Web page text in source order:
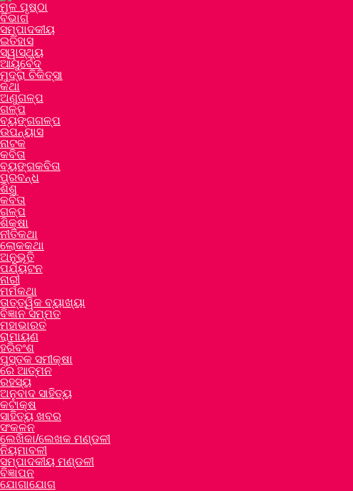
ମୂଳ ପୃଷ୍ଠା
ବିଭାଗ
ସମ୍ପାଦକୀୟ
ଇତିହାସ
ସ୍ୱାସ୍ଥ୍ୟ
ଆୟୁର୍ବେଦ
ମୁଦ୍ରା ଚିକିତ୍ସା
କଥା
ଅଣୁଗଳ୍ପ
ଗଳ୍ପ
ବ୍ୟଙ୍ଗଗଳ୍ପ
ଉପନ୍ୟାସ
ନାଟକ
କବିତା
ବ୍ୟଙ୍ଗକବିତା
ପ୍ରବନ୍ଧ
ଶିଶୁ
କବିତା
ଗଳ୍ପ
ଶିକ୍ଷା
ନୀତିକଥା
ଲୋକକଥା
ଅନୁଭୂତି
ପର୍ଯ୍ୟଟନ
ନାରୀ
ମର୍ମକଥା
ତାତ୍ତ୍ୱିକ ବ୍ୟାଖ୍ୟା
ବିଜ୍ଞାନ ସମ୍ମତ
ମହାଭାରତ
ରାମାୟଣ
ହରିବଂଶ
ପୁସ୍ତକ ସମୀକ୍ଷା
ରେ ଆତ୍ମନ
ରହସ୍ୟ
ଅନୁବାଦ ସାହିତ୍ୟ
କଟାକ୍ଷ
ସାହିତ୍ୟ ଖବର
ସଂକଳନ
ଲେଖିକା/ଲେଖକ ମଣ୍ଡଳୀ
ନିୟମାବଳୀ
ସମ୍ପାଦକୀୟ ମଣ୍ଡଳୀ
ବିଜ୍ଞାପନ
ଯୋଗାଯୋଗ